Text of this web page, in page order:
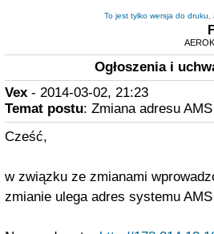
To jest tylko wersja do druku,
Ogłoszenia i
Vex- 2014-03-02, 21:23
Temat postu: Zmiana adresu
Cześć,
w związku ze zmianami
zmianie ulega adres systemu